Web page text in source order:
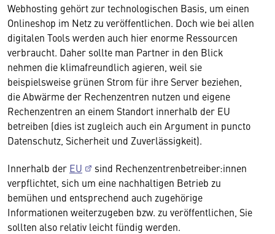
Webhosting gehört zur technologischen Basis, um einen
Onlineshop im Netz zu veröffentlichen. Doch wie bei allen
digitalen Tools werden auch hier enorme Ressourcen
verbraucht. Daher sollte man Partner in den Blick
nehmen die klimafreundlich agieren, weil sie
beispielsweise grünen Strom für ihre Server beziehen,
die Abwärme der Rechenzentren nutzen und eigene
Rechenzentren an einem Standort innerhalb der EU
betreiben (dies ist zugleich auch ein Argument in puncto
Datenschutz, Sicherheit und Zuverlässigkeit).
Innerhalb der EU
sind Rechenzentrenbetreiber:innen
verpflichtet, sich um eine nachhaltigen Betrieb zu
bemühen und entsprechend auch zugehörige
Informationen weiterzugeben bzw. zu veröffentlichen, Sie
sollten also relativ leicht fündig werden.